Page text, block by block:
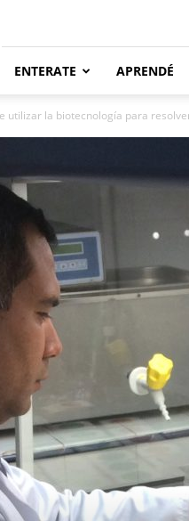
ENTERATE APRENDÉ
utilizar la biotecnología para